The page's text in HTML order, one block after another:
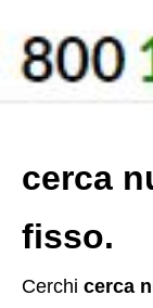
cerca
fisso.
Cerchi cerca